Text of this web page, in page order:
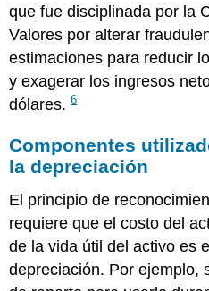
que fue disciplinada por la
Valores por alterar
estimaciones para reducir
y exagerar los ingresos
dólares.6
Componentes
la depreciación
El principio de
requiere que el costo del
de la vida útil del activo es
depreciación. Por ejemplo,